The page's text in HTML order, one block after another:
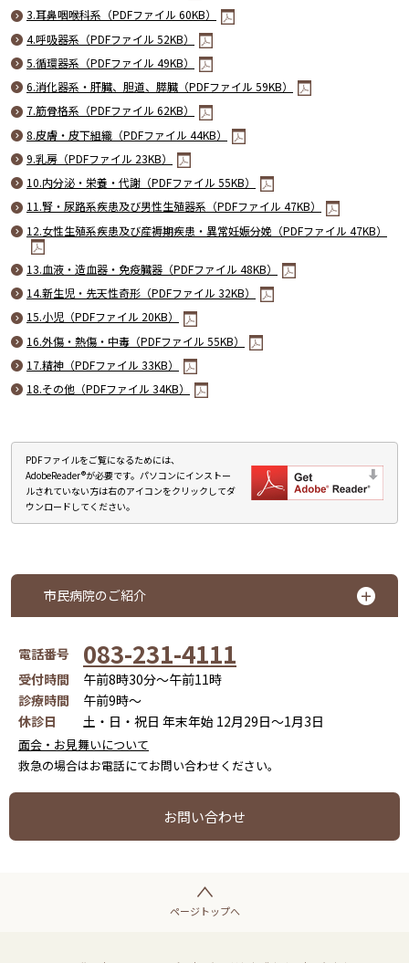
3.耳鼻咽喉科系（PDFファイル 60KB）
4.呼吸器系（PDFファイル 52KB）
5.循環器系（PDFファイル 49KB）
6.消化器系・肝臓、胆道、膵臓（PDFファイル 59KB）
7.筋骨格系（PDFファイル 62KB）
8.皮膚・皮下組織（PDFファイル 44KB）
9.乳房（PDFファイル 23KB）
10.内分泌・栄養・代謝（PDFファイル 55KB）
11.腎・尿路系疾患及び男性生殖器系（PDFファイル 47KB）
12.女性生殖系疾患及び産褥期疾患・異常妊娠分娩（PDFファイル 47KB）
13.血液・造血器・免疫臓器（PDFファイル 48KB）
14.新生児・先天性奇形（PDFファイル 32KB）
15.小児（PDFファイル 20KB）
16.外傷・熱傷・中毒（PDFファイル 55KB）
17.精神（PDFファイル 33KB）
18.その他（PDFファイル 34KB）
PDFファイルをご覧になるためには、
AdobeReader®が必要です。パソコンにインストー
ルされていない方は右のアイコンをクリックしてダ
ウンロードしてください。
市民病院のご紹介
電話番号 083-231-4111
受付時間
午前8時30分～午前11時
診療時間
午前9時～
休診日
土・日・祝日 年末年始 12月29日～1月3日
面会・お見舞いについて
救急の場合はお電話にてお問い合わせください。
お問い合わせ
ページトップへ